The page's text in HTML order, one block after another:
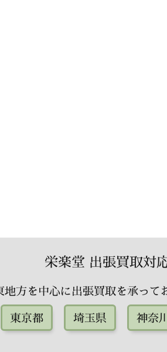
栄楽堂 出張買取対
方を中心に出張買取を承って
東京都
埼玉県 神奈